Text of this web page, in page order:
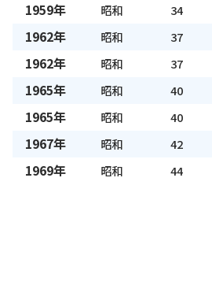
1959年 昭和 34
1962年 昭和 37
1962年 昭和 37
1965年 昭和 40
1965年 昭和 40
1967年 昭和 42
1969年 昭和 44